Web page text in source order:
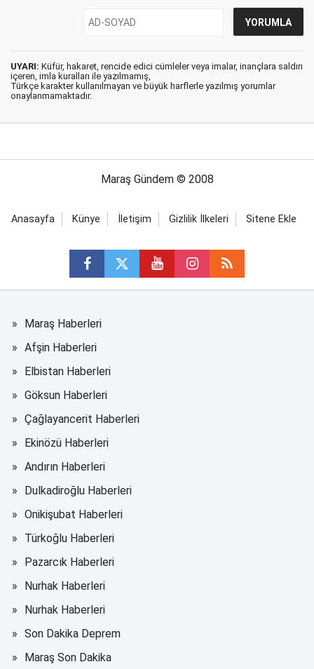
UYARI: Küfür, hakaret, rencide edici cümleler veya imalar, inançlara saldırı
içeren, imla kuralları ile yazılmamış,
Türkçe karakter kullanılmayan ve büyük harflerle yazılmış yorumlar
onaylanmamaktadır.
Maraş Gündem © 2008
Anasayfa Künye İletişim Gizlilik İlkeleri Sitene Ekle
Maraş Haberleri
Afşin Haberleri
Elbistan Haberleri
Göksun Haberleri
Çağlayancerit Haberleri
Ekinözü Haberleri
Andırın Haberleri
Dulkadiroğlu Haberleri
Onikişubat Haberleri
Türkoğlu Haberleri
Pazarcık Haberleri
Nurhak Haberleri
Nurhak Haberleri
Son Dakika Deprem
Maraş Son Dakika